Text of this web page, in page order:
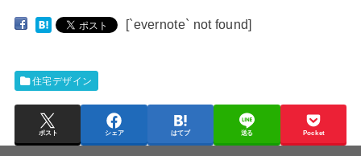
[`evernote` not found]
住宅デザイン
ポスト シェア はてブ 送る Pocket